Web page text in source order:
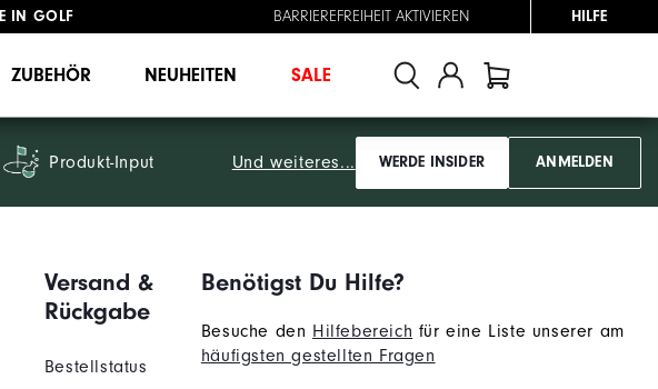
GOLF
BARRIEREFREIHEIT AKTIVIEREN HILFE
ZUBEHÖR NEUHEITEN SALE
Produkt-Input Und weiteres... WERDE INSIDER ANMELDEN
Versand &
Rückgabe
Bestellstatus
Benötigst Du Hilfe?
Besuche den Hilfebereich für eine Liste unserer am
häufigsten gestellten Fragen